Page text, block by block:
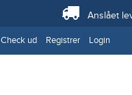
Anslået
Check ud Registrer Login